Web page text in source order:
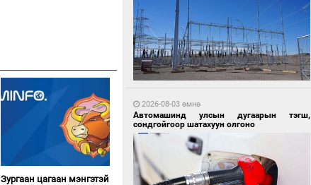
Зургаан цагаан мэнгэтэй
22 цагийн өмнө өмнө
2026-08-03 өмнө
Автомашинд улсын дугаарын тэгш,
сондгойгоор шатахуун олгоно